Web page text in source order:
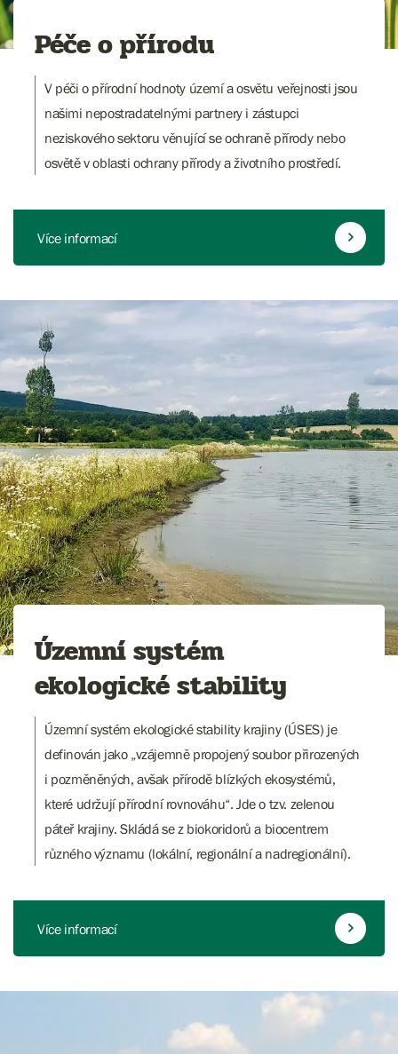
Péče o přírodu
V péči o přírodní hodnoty území a osvětu veřejnosti jsou
našimi nepostradatelnými partnery i zástupci
neziskového sektoru věnující se ochraně přírody nebo
osvětě v oblasti ochrany přírody a životního prostředí.
Více informací
Územní systém
ekologické stability
Územní systém ekologické stability krajiny (ÚSES) je
definován jako „vzájemně propojený soubor přirozených
i pozměněných, avšak přírodě blízkých ekosystémů,
které udržují přírodní rovnováhu“. Jde o tzv. zelenou
páteř krajiny. Skládá se z biokoridorů a biocentrem
různého významu (lokální, regionální a nadregionální).
Více informací